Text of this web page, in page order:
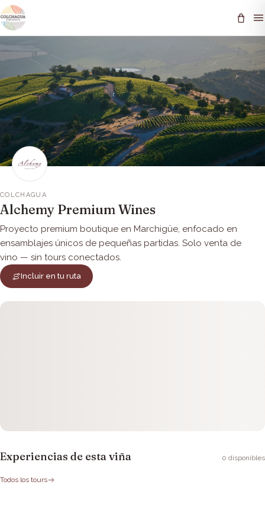
COLCHAGUA
Alchemy Premium Wines
Proyecto premium boutique en Marchigüe, enfocado en
ensamblajes únicos de pequeñas partidas. Solo venta de
vino — sin tours conectados.
Incluir en tu ruta
Experiencias de esta viña 0 disponibles
Todos los tours